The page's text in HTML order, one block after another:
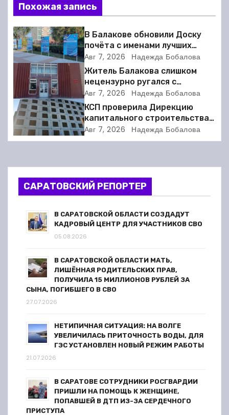
в
и
г
а
ц
и
я
о
Похожая запись
В Балакове обновили Доску
почёта с именами лучших
спортсменов. Фото
Авг 7, 2026 Надежда Бобалова
Житель Балакова слишком
нецензурно ругался с
соседкой и получил двое суток
ареста
Авг 7, 2026 Надежда Бобалова
КСП проверила Дирекцию
капитального строительства в
Балакове и нашла множество
нарушений
Авг 7, 2026 Надежда Бобалова
САРАТОВСКИЙ РЕПОРТЕР
В САРАТОВСКОЙ ОБЛАСТИ СОЗДАДУТ
КАДРОВЫЙ ЦЕНТР ДЛЯ УЧАСТНИКОВ СВО
05.08.2026
В САРАТОВСКОЙ ОБЛАСТИ МАТЬ,
ЛИШЁННАЯ РОДИТЕЛЬСКИХ ПРАВ,
ПОЛУЧИЛА 15 МИЛЛИОНОВ РУБЛЕЙ ЗА
СЫНА, ПОГИБШЕГО В СВО
27.07.2026
НЕТИПИЧНАЯ СИТУАЦИЯ: НА ВОЛГЕ
УВЕЛИЧИЛАСЬ ПРИТОЧНОСТЬ ВОДЫ, ДЛЯ
ГЭС УСТАНОВЛЕН НОВЫЙ РЕЖИМ РАБОТЫ
21.07.2026
В САРАТОВЕ СОТРУДНИКИ РОСГВАРДИИ
ПРИШЛИ НА ПОМОЩЬ К ЖЕНЩИНЕ,
ПОПАВШЕЙ В ДТП ИЗ-ЗА СЕРДЕЧНОГО
ПРИСТУПА